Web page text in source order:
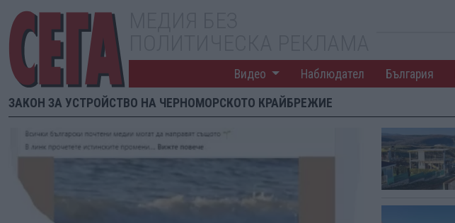
Видео Наблюдател България
ЗАКОН ЗА УСТРОЙСТВО НА ЧЕРНОМОРСКОТО КРАЙБРЕЖИЕ